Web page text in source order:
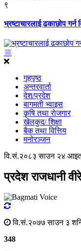
९
भ्रष्टाचारलाई ढकाछोप गर्न
गृहपृष्ठ
अन्तरवार्ता
देश/प्रदेश
बागमती भ्वाइस
कृृषि तथा राेजगार
खेलकुद/ शिक्षा
बैक तथा वित्तिय
मनोरञ्जन
वि.सं.२०८३ साउन २४
प्रदेश राजधानी
वि.सं.२०७७ साउन ३
348